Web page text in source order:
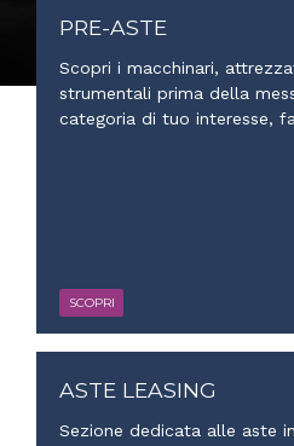
PRE-ASTE
Scopri i macchinari,
strumentali prima della
categoria di tuo interesse,
SCOPRI
ASTE LEASING
Sezione dedicata alle aste